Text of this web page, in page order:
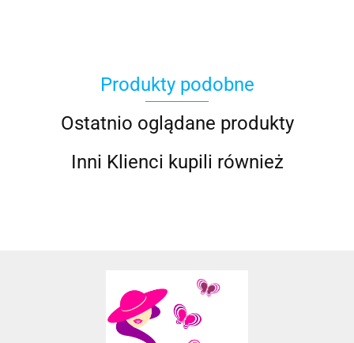
Produkty podobne
Ostatnio oglądane produkty
Inni Klienci kupili również